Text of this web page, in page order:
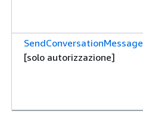
SendConversationMessage
[solo autorizzazione]